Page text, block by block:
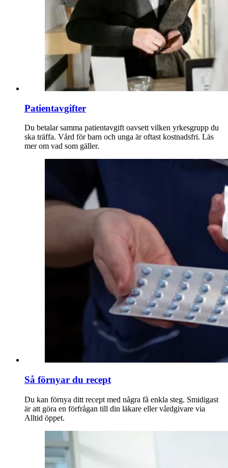
Patientavgifter
Du betalar samma patientavgift oavsett vilken yrkesgrupp du
ska träffa. Vård för barn och unga är oftast kostnadsfri. Läs
mer om vad som gäller.
Så förnyar du recept
Du kan förnya ditt recept med några få enkla steg. Smidigast
är att göra en förfrågan till din läkare eller vårdgivare via
Alltid öppet.